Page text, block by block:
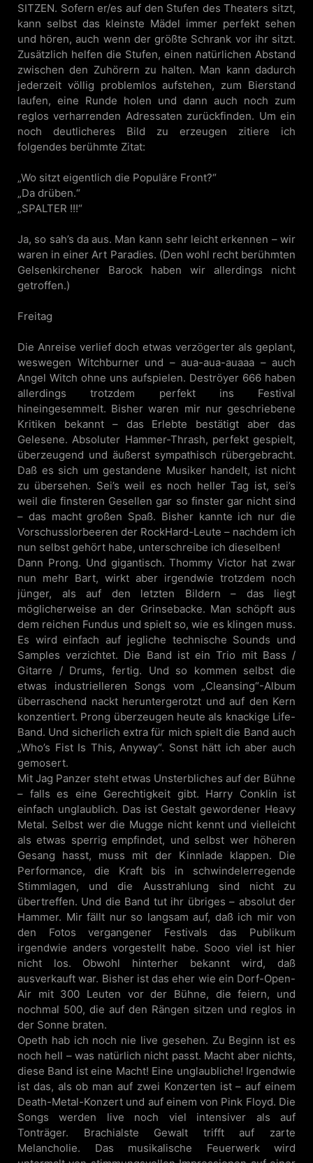
SITZEN. Sofern er/es auf den Stufen des Theaters sitzt,
kann selbst das kleinste Mädel immer perfekt sehen
und hören, auch wenn der größte Schrank vor ihr sitzt.
Zusätzlich helfen die Stufen, einen natürlichen Abstand
zwischen den Zuhörern zu halten. Man kann dadurch
jederzeit völlig problemlos aufstehen, zum Bierstand
laufen, eine Runde holen und dann auch noch zum
reglos verharrenden Adressaten zurückfinden. Um ein
noch deutlicheres Bild zu erzeugen zitiere ich
folgendes berühmte Zitat:
„Wo sitzt eigentlich die Populäre Front?“
„Da drüben.“
„SPALTER !!!“
Ja, so sah’s da aus. Man kann sehr leicht erkennen – wir
waren in einer Art Paradies. (Den wohl recht berühmten
Gelsenkirchener Barock haben wir allerdings nicht
getroffen.)
Freitag
Die Anreise verlief doch etwas verzögerter als geplant,
weswegen Witchburner und – aua-aua-auaaa – auch
Angel Witch ohne uns aufspielen. Deströyer 666 haben
allerdings trotzdem perfekt ins Festival
hineingesemmelt. Bisher waren mir nur geschriebene
Kritiken bekannt – das Erlebte bestätigt aber das
Gelesene. Absoluter Hammer-Thrash, perfekt gespielt,
überzeugend und äußerst sympathisch rübergebracht.
Daß es sich um gestandene Musiker handelt, ist nicht
zu übersehen. Sei’s weil es noch heller Tag ist, sei’s
weil die finsteren Gesellen gar so finster gar nicht sind
– das macht großen Spaß. Bisher kannte ich nur die
Vorschusslorbeeren der RockHard-Leute – nachdem ich
nun selbst gehört habe, unterschreibe ich dieselben!
Dann Prong. Und gigantisch. Thommy Victor hat zwar
nun mehr Bart, wirkt aber irgendwie trotzdem noch
jünger, als auf den letzten Bildern – das liegt
möglicherweise an der Grinsebacke. Man schöpft aus
dem reichen Fundus und spielt so, wie es klingen muss.
Es wird einfach auf jegliche technische Sounds und
Samples verzichtet. Die Band ist ein Trio mit Bass /
Gitarre / Drums, fertig. Und so kommen selbst die
etwas industrielleren Songs vom „Cleansing“-Album
überraschend nackt heruntergerotzt und auf den Kern
konzentiert. Prong überzeugen heute als knackige Life-
Band. Und sicherlich extra für mich spielt die Band auch
„Who’s Fist Is This, Anyway“. Sonst hätt ich aber auch
gemosert.
Mit Jag Panzer steht etwas Unsterbliches auf der Bühne
– falls es eine Gerechtigkeit gibt. Harry Conklin ist
einfach unglaublich. Das ist Gestalt gewordener Heavy
Metal. Selbst wer die Mugge nicht kennt und vielleicht
als etwas sperrig empfindet, und selbst wer höheren
Gesang hasst, muss mit der Kinnlade klappen. Die
Performance, die Kraft bis in schwindelerregende
Stimmlagen, und die Ausstrahlung sind nicht zu
übertreffen. Und die Band tut ihr übriges – absolut der
Hammer. Mir fällt nur so langsam auf, daß ich mir von
den Fotos vergangener Festivals das Publikum
irgendwie anders vorgestellt habe. Sooo viel ist hier
nicht los. Obwohl hinterher bekannt wird, daß
ausverkauft war. Bisher ist das eher wie ein Dorf-Open-
Air mit 300 Leuten vor der Bühne, die feiern, und
nochmal 500, die auf den Rängen sitzen und reglos in
der Sonne braten.
Opeth hab ich noch nie live gesehen. Zu Beginn ist es
noch hell – was natürlich nicht passt. Macht aber nichts,
diese Band ist eine Macht! Eine unglaubliche! Irgendwie
ist das, als ob man auf zwei Konzerten ist – auf einem
Death-Metal-Konzert und auf einem von Pink Floyd. Die
Songs werden live noch viel intensiver als auf
Tonträger. Brachialste Gewalt trifft auf zarte
Melancholie. Das musikalische Feuerwerk wird